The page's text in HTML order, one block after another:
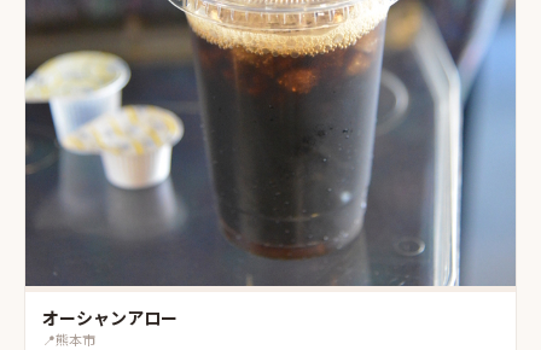
オーシャンアロー
📍熊本市